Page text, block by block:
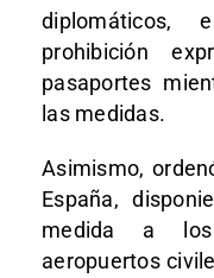
diplomáticos,
prohibición
pasaportes
las medidas.
Asimismo,
España,
medida a
aeropuertos